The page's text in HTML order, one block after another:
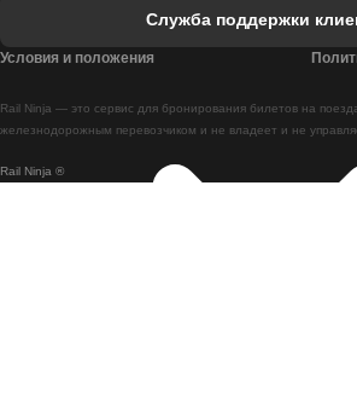
Поезд Лиссабон - Брага
Поезд Брага - Лиссабон
Rail Ninja ®
Rail Ninja — это сервис для бронирования билетов на
железнодорожным перевозчиком и не владеет и не
Служба поддержки
Условия и положения